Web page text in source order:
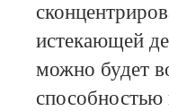
истекающей
можно будет